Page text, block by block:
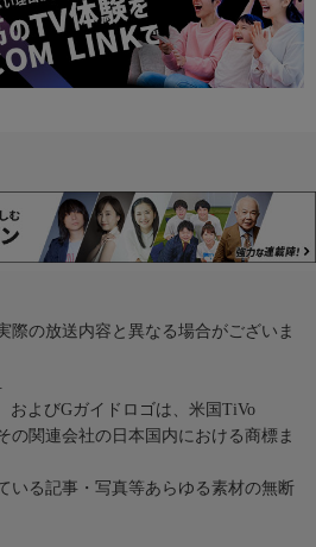
際の放送内容と異なる場合がございま
およびGガイドロゴは、米国TiVo
の関連会社の日本国内における商標ま
いる記事・写真等あらゆる素材の無断